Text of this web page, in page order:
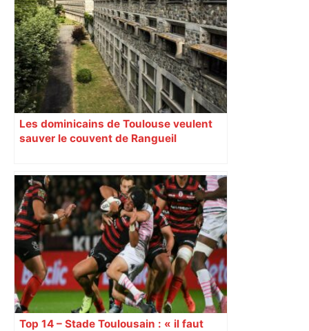
nouvelle fois fait tomber Toulouse? –
RMC Sport
Les dominicains de Toulouse veulent
sauver le couvent de Rangueil
Top 14 – Stade Toulousain : « il faut